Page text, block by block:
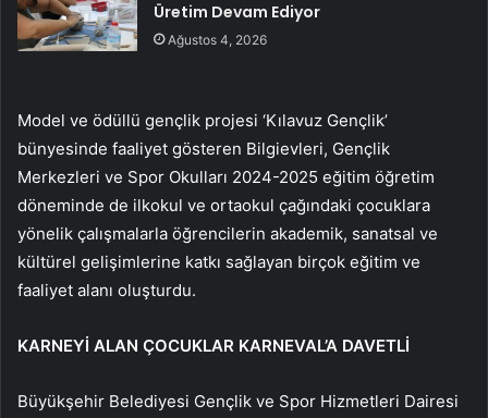
Üretim Devam Ediyor
Ağustos 4, 2026
Model ve ödüllü gençlik projesi ‘Kılavuz Gençlik’
bünyesinde faaliyet gösteren Bilgievleri, Gençlik
Merkezleri ve Spor Okulları 2024-2025 eğitim öğretim
döneminde de ilkokul ve ortaokul çağındaki çocuklara
yönelik çalışmalarla öğrencilerin akademik, sanatsal ve
kültürel gelişimlerine katkı sağlayan birçok eğitim ve
faaliyet alanı oluşturdu.
KARNEYİ ALAN ÇOCUKLAR KARNEVAL’A DAVETLİ
Büyükşehir Belediyesi Gençlik ve Spor Hizmetleri Dairesi